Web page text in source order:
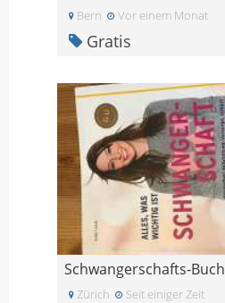
Bern Vor einem Monat
Gratis
Schwangerschafts-Buch
Zürich Seit einiger Zeit